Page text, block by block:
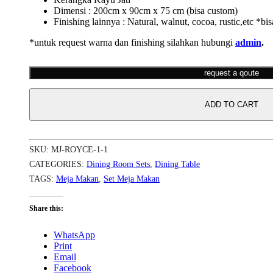
Dimensi : 200cm x 90cm x 75 cm (bisa custom)
Finishing lainnya : Natural, walnut, cocoa, rustic,etc
*untuk request warna dan finishing silahkan hubungi admin.
request a qoute
ADD TO CART
SKU: MJ-ROYCE-1-1
CATEGORIES: Dining Room Sets, Dining Table
TAGS: Meja Makan, Set Meja Makan
Share this:
WhatsApp
Print
Email
Facebook